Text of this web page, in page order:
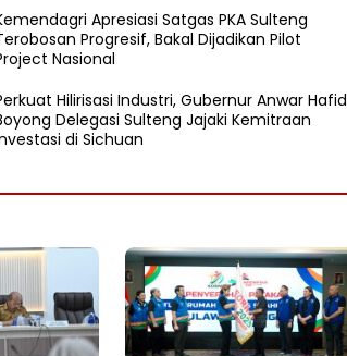
Apresiasi Satgas PKA Sulteng
Progresif, Bakal Dijadikan Pilot
Nasional
Hilirisasi Industri, Gubernur Anwar Hafid
Delegasi Sulteng Jajaki Kemitraan
di Sichuan